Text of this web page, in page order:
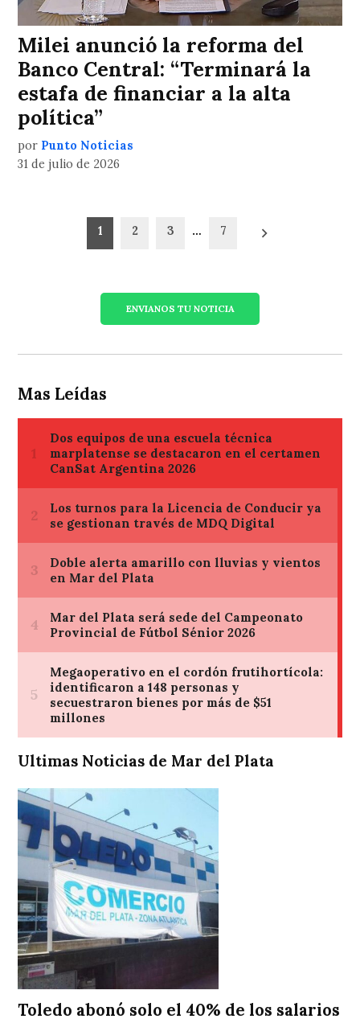
Milei anunció la reforma del
Banco Central: “Terminará la
estafa de financiar a la alta
política”
por Punto Noticias
31 de julio de 2026
Paginación
1 2 3 … 7
ENVIANOS TU NOTICIA
Mas Leídas
Ultimas Noticias de Mar del Plata
Toledo abonó solo el 40% de los salarios